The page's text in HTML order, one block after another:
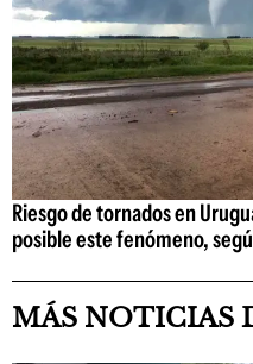
Riesgo de tornados en
posible este fenómeno,
MÁS NOTICIAS